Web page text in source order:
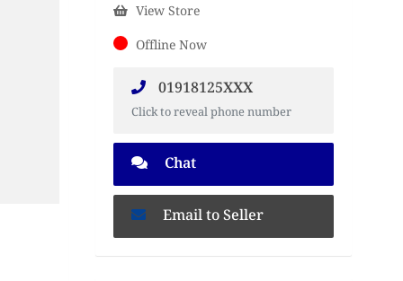
View Store
Offline Now
01918125XXX
Click to reveal phone number
Chat
Email to Seller